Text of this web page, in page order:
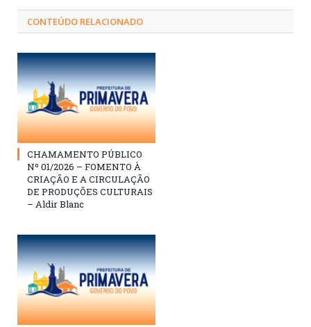
CONTEÚDO RELACIONADO
CHAMAMENTO PÚBLICO
Nº 01/2026 – FOMENTO À
CRIAÇÃO E A CIRCULAÇÃO
DE PRODUÇÕES CULTURAIS
– Aldir Blanc